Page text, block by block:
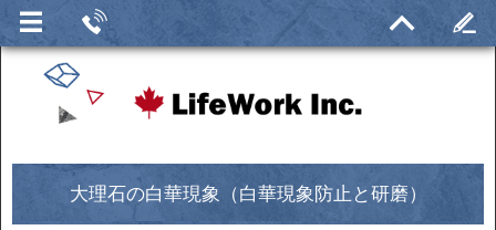
大理石の白華現象（白華現象防止と研磨）